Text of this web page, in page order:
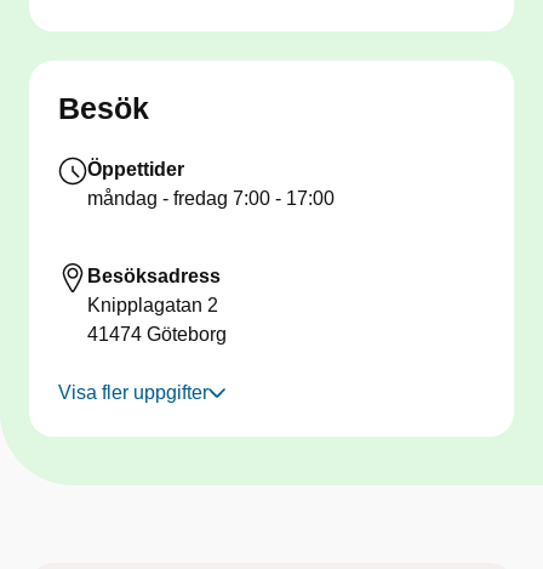
Besök
Öppettider
måndag - fredag 7:00 - 17:00
Besöksadress
Knipplagatan 2
41474 Göteborg
Visa fler uppgifter